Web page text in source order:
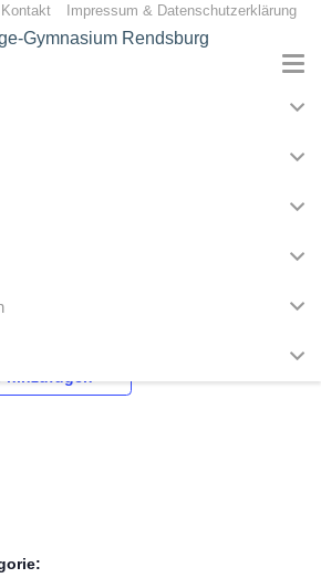
Kontakt Impressum & Datenschutzerklärung
Gymnasium Rendsburg